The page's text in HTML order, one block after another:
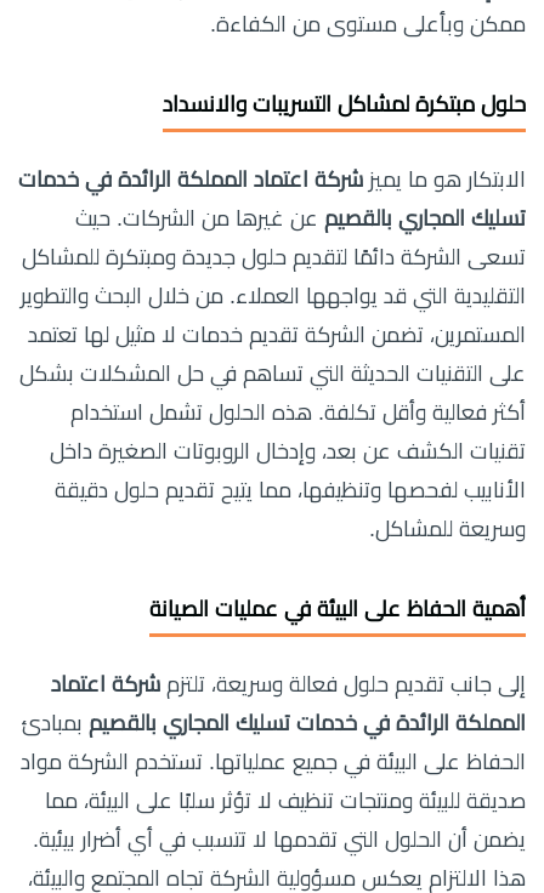
ممكن وبأعلى مستوى من الكفاءة.
حلول مبتكرة لمشاكل التسريبات والانسداد
الابتكار هو ما يميز شركة اعتماد المملكة الرائدة في خدمات
تسليك المجاري بالقصيم عن غيرها من الشركات. حيث
تسعى الشركة دائمًا لتقديم حلول جديدة ومبتكرة للمشاكل
التقليدية التي قد يواجهها العملاء. من خلال البحث والتطوير
المستمرين، تضمن الشركة تقديم خدمات لا مثيل لها تعتمد
على التقنيات الحديثة التي تساهم في حل المشكلات بشكل
أكثر فعالية وأقل تكلفة. هذه الحلول تشمل استخدام
تقنيات الكشف عن بعد، وإدخال الروبوتات الصغيرة داخل
الأنابيب لفحصها وتنظيفها، مما يتيح تقديم حلول دقيقة
وسريعة للمشاكل.
أهمية الحفاظ على البيئة في عمليات الصيانة
إلى جانب تقديم حلول فعالة وسريعة، تلتزم شركة اعتماد
المملكة الرائدة في خدمات تسليك المجاري بالقصيم بمبادئ
الحفاظ على البيئة في جميع عملياتها. تستخدم الشركة مواد
صديقة للبيئة ومنتجات تنظيف لا تؤثر سلبًا على البيئة، مما
يضمن أن الحلول التي تقدمها لا تتسبب في أي أضرار بيئية.
هذا الالتزام يعكس مسؤولية الشركة تجاه المجتمع والبيئة،